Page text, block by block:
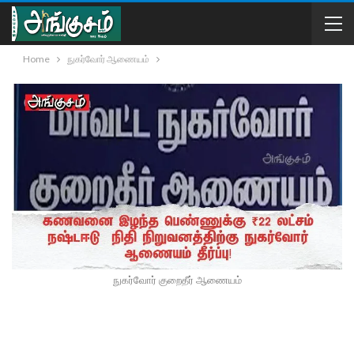
Home நுகர்வோர் ஆணையம்
நுகர்வோர் குறைதீர் ஆணையம்